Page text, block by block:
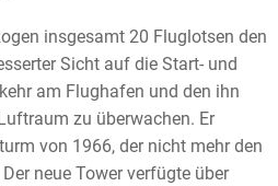
insgesamt 20 Fluglotsen den
Sicht auf die Start- und
am Flughafen und den ihn
zu überwachen. Er
von 1966, der nicht mehr den
neue Tower verfügte über